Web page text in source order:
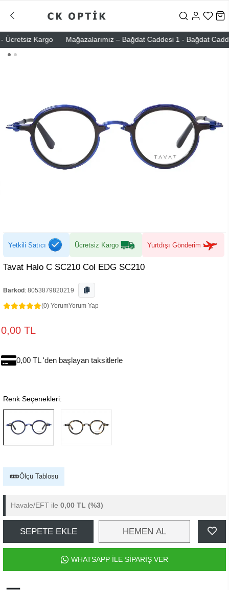
Kargo Mağazalarımız – Bağdat Caddesi 1 - Bağdat
Yetkili Satıcı Ücretsiz Kargo Yurtdışı Gönderim
Tavat Halo C SC210 Col EDG SC210
Barkod : 8053879820219
(0) YorumYorum Yap
0,00 TL
0,00 TL 'den başlayan taksitlerle
Renk Seçenekleri:
Ölçü Tablosu
Havale/EFT ile 0,00 TL (%3)
SEPETE EKLE HEMEN AL
WHATSAPP İLE SİPARİŞ VER